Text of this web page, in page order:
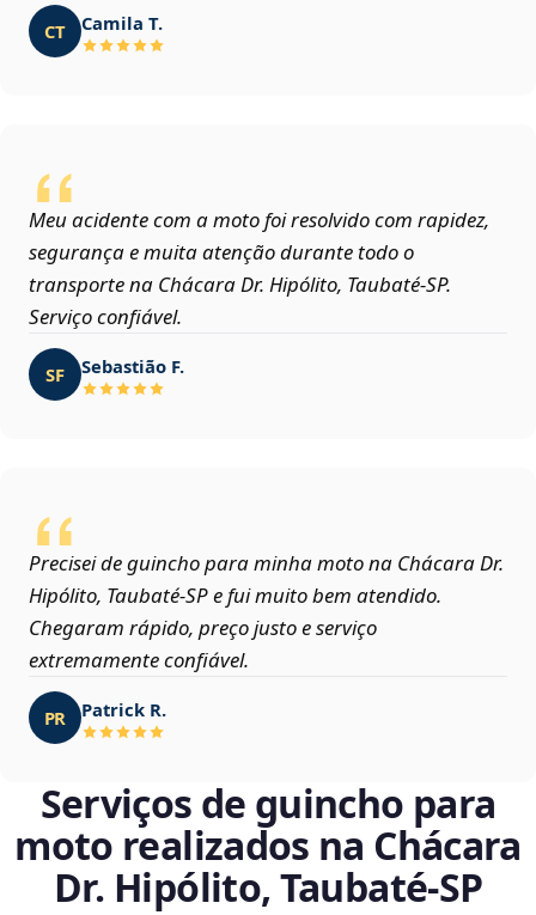
CT Camila T.
Meu acidente com a moto foi resolvido com rapidez,
segurança e muita atenção durante todo o
transporte na Chácara Dr. Hipólito, Taubaté‑SP.
Serviço confiável.
SF Sebastião F.
Precisei de guincho para minha moto na Chácara Dr.
Hipólito, Taubaté‑SP e fui muito bem atendido.
Chegaram rápido, preço justo e serviço
extremamente confiável.
PR Patrick R.
Serviços de guincho para
moto realizados na Chácara
Dr. Hipólito, Taubaté‑SP